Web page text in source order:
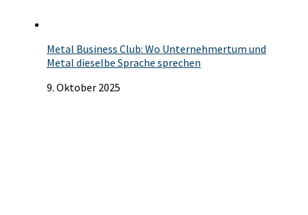
Metal Business Club: Wo Unternehmertum und
Metal dieselbe Sprache sprechen
9. Oktober 2025